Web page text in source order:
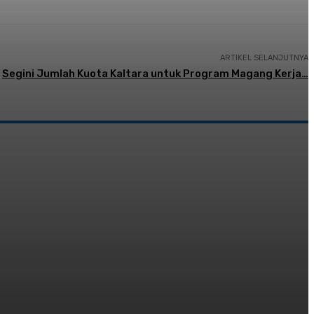
ARTIKEL SELANJUTNYA
Segini Jumlah Kuota Kaltara untuk Program Magang Kerja…